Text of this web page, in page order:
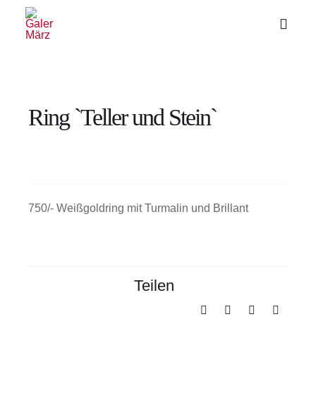
Inhalt
Toggle
Ring `Teller und Stein`
750/- Weißgoldring mit Turmalin und Brillant
Teilen